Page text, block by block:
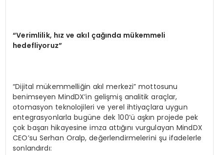
“Verimlilik, hız ve akıl çağında mükemmeli
hedefliyoruz”
“Dijital mükemmelliğin akıl merkezi” mottosunu
benimseyen MindDX’in gelişmiş analitik araçlar,
otomasyon teknolojileri ve yerel ihtiyaçlara uygun
entegrasyonlarla bugüne dek 100’ü aşkın projede pek
çok başarı hikayesine imza attığını vurgulayan MindDX
CEO’su Serhan Oralp, değerlendirmelerini şu ifadelerle
sonlandırdı: